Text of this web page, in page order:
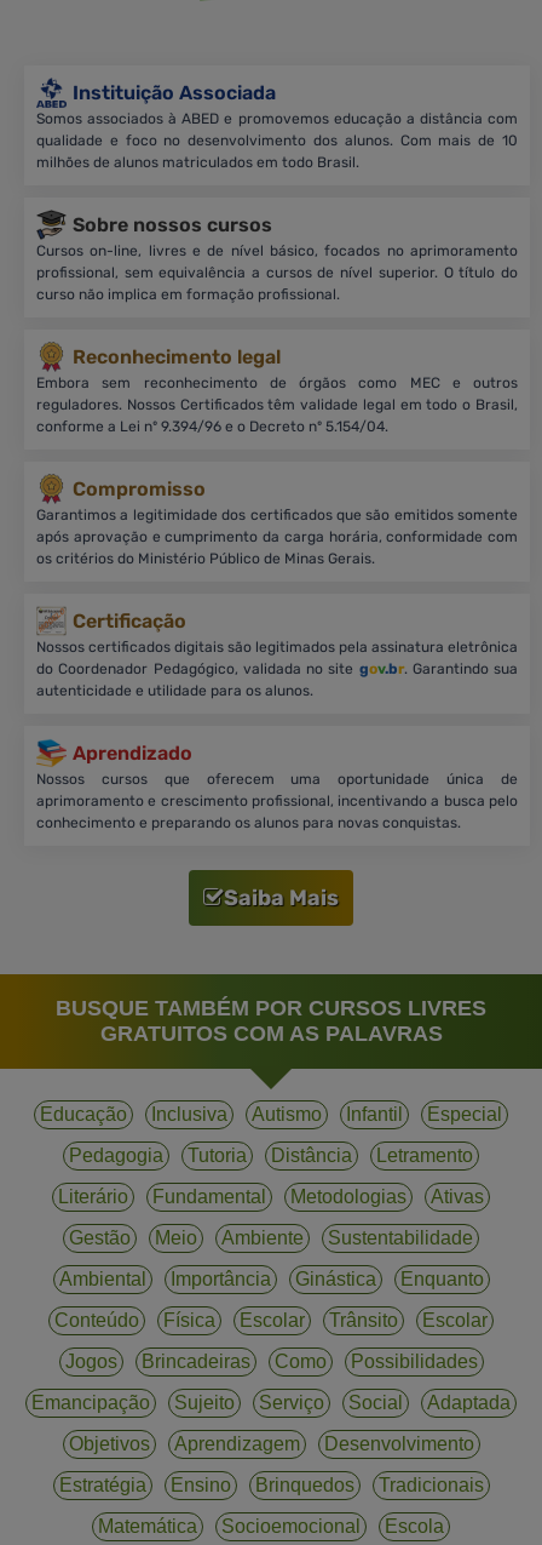
Instituição Associada
Somos associados à ABED e promovemos educação a distância com
qualidade e foco no desenvolvimento dos alunos. Com mais de 10
milhões de alunos matriculados em todo Brasil.
Sobre nossos cursos
Cursos on-line, livres e de nível básico, focados no aprimoramento
profissional, sem equivalência a cursos de nível superior. O título do
curso não implica em formação profissional.
Reconhecimento legal
Embora sem reconhecimento de órgãos como MEC e outros
reguladores. Nossos Certificados têm validade legal em todo o Brasil,
conforme a Lei nº 9.394/96 e o Decreto nº 5.154/04.
Compromisso
Garantimos a legitimidade dos certificados que são emitidos somente
após aprovação e cumprimento da carga horária, conformidade com
os critérios do Ministério Público de Minas Gerais.
Certificação
Nossos certificados digitais são legitimados pela assinatura eletrônica
do Coordenador Pedagógico, validada no site gov.br. Garantindo sua
autenticidade e utilidade para os alunos.
Aprendizado
Nossos cursos que oferecem uma oportunidade única de
aprimoramento e crescimento profissional, incentivando a busca pelo
conhecimento e preparando os alunos para novas conquistas.
Saiba Mais
BUSQUE TAMBÉM POR CURSOS LIVRES
GRATUITOS COM AS PALAVRAS
Educação Inclusiva Autismo Infantil
Especial
Pedagogia
Tutoria Distância
Letramento
Literário
Fundamental Metodologias
Ativas
Gestão
Meio Ambiente
Sustentabilidade
Ambiental
Importância Ginástica
Enquanto
Conteúdo
Física Escolar Trânsito
Escolar
Jogos
Brincadeiras Como
Possibilidades
Emancipação
Sujeito Serviço Social
Adaptada
Objetivos
Aprendizagem
Desenvolvimento
Estratégia
Ensino Brinquedos
Tradicionais
Matemática
Socioemocional
Escola